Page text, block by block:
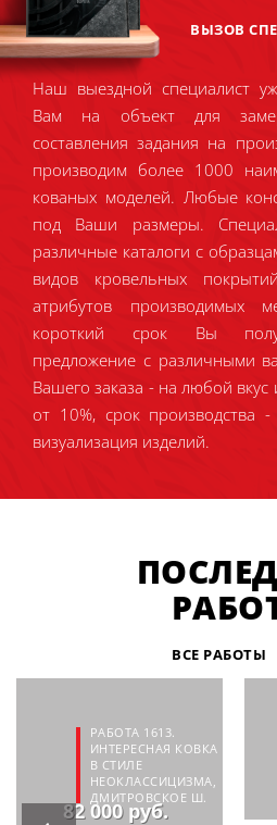
ВЫЗОВ
Наш выездной специалист
Вам на объект для
составления задания на
производим более 1000
кованых моделей. Любые
под Ваши размеры.
различные каталоги с
видов кровельных
атрибутов производимых
короткий срок Вы
предложение с различными
Вашего заказа - на любой
от 10%, срок производства
визуализация изделий.
ВСЕ РАБОТЫ
РАБОТА 1613.
ИНТЕРЕСНАЯ КОВКА
В СТИЛЕ
НЕОКЛАССИЦИЗМА,
ДМИТРОВСКОЕ Ш.
82 000 руб.